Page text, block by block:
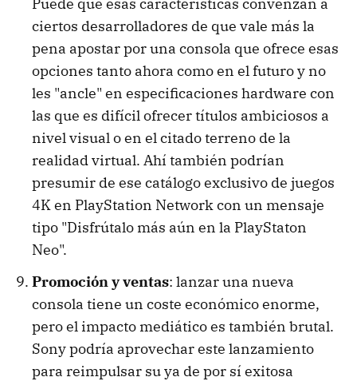
ciertos desarrolladores de que vale más la
pena apostar por una consola que ofrece esas
opciones tanto ahora como en el futuro y no
les "ancle" en especificaciones hardware con
las que es difícil ofrecer títulos ambiciosos a
nivel visual o en el citado terreno de la
realidad virtual. Ahí también podrían
presumir de ese catálogo exclusivo de juegos
4K en PlayStation Network con un mensaje
tipo "Disfrútalo más aún en la PlayStaton
Neo".
Promoción y ventas: lanzar una nueva
consola tiene un coste económico enorme,
pero el impacto mediático es también brutal.
Sony podría aprovechar este lanzamiento
para reimpulsar su ya de por sí exitosa